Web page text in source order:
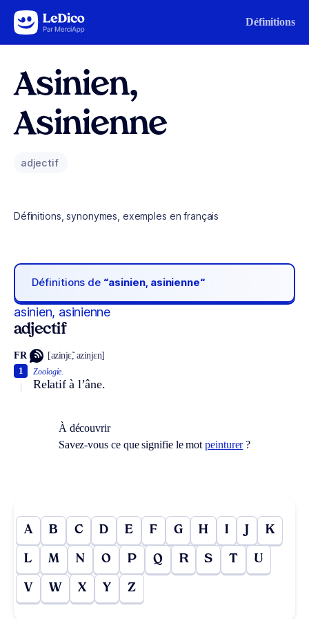
Aller au contenu Définitions
Asinien,
Asinienne
adjectif
Définitions, synonymes, exemples en français
Définitions de “asinien, asinienne“
asinien, asinienne
adjectif
FR [azinjɛ̃, azinjɛn]
Zoologie.
Relatif à l’âne.
1
À découvrir
Savez-vous ce que signifie le motpeinturer?
A B C D E F G H I J K
L M N O P Q R S T U
V W X Y Z